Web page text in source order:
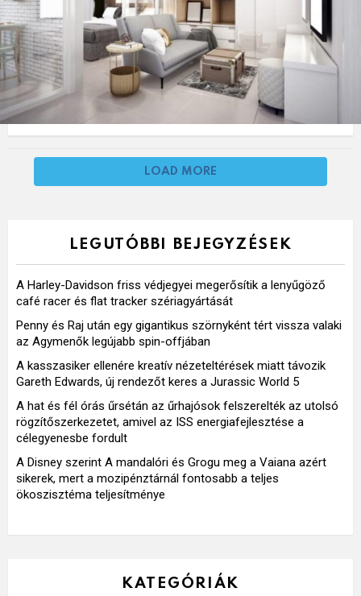
LOAD MORE
LEGUTÓBBI BEJEGYZÉSEK
A Harley-Davidson friss védjegyei megerősítik a lenyűgöző
café racer és flat tracker szériagyártását
Penny és Raj után egy gigantikus szörnyként tért vissza valaki
az Agymenők legújabb spin-offjában
A kasszasiker ellenére kreatív nézeteltérések miatt távozik
Gareth Edwards, új rendezőt keres a Jurassic World 5
A hat és fél órás űrsétán az űrhajósok felszerelték az utolsó
rögzítőszerkezetet, amivel az ISS energiafejlesztése a
célegyenesbe fordult
A Disney szerint A mandalóri és Grogu meg a Vaiana azért
sikerek, mert a mozipénztárnál fontosabb a teljes
ökoszisztéma teljesítménye
KATEGÓRIÁK